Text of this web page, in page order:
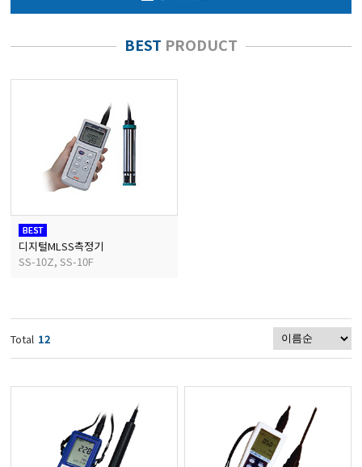
농업/임업/해양측정기
진공계/차압계/진공펌프
BEST PRODUCT
디지털MLSS측정기
SS-10Z, SS-10F
Total 12